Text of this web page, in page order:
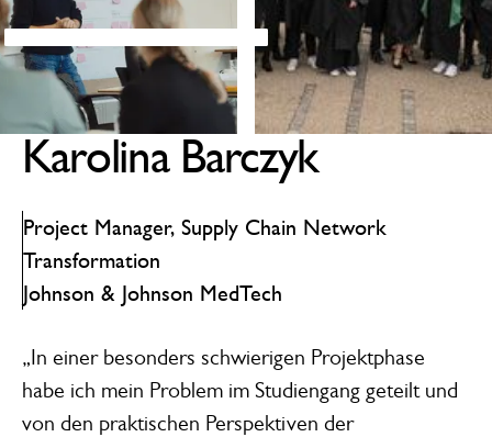
Karolina Barczyk
Project Manager, Supply Chain Network
Transformation
Johnson & Johnson MedTech
„In einer besonders schwierigen Projektphase
habe ich mein Problem im Studiengang geteilt und
von den praktischen Perspektiven der